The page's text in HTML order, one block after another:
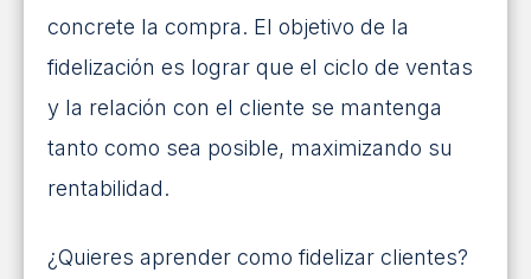
concrete la compra. El objetivo de la
fidelización es lograr que el ciclo de ventas
y la relación con el cliente se mantenga
tanto como sea posible, maximizando su
rentabilidad.
¿Quieres aprender como fidelizar clientes?